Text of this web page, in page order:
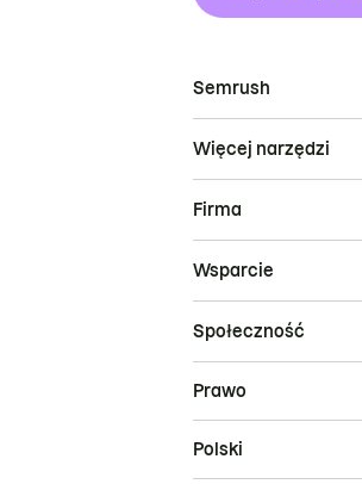
Semrush
Więcej narzędzi
Firma
Wsparcie
Społeczność
Prawo
Polski